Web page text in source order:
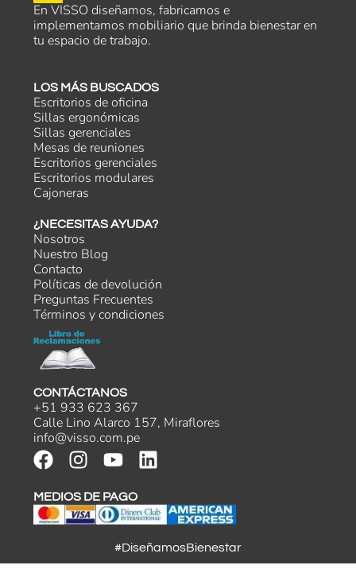
En VISSO diseñamos, fabricamos e
implementamos mobiliario que brinda bienestar en
tu espacio de trabajo.
LOS MÁS BUSCADOS
Escritorios de oficina
Sillas ergonómicas
Sillas gerenciales
Mesas de reuniones
Escritorios gerenciales
Escritorios modulares
Cajoneras
¿NECESITAS AYUDA?
Nosotros
Nuestro Blog
Contacto
Políticas de devolución
Preguntas Frecuentes
Términos y condiciones
CONTÁCTANOS
+51 933 623 367
Calle Lino Alarco 157, Miraflores
info@visso.com.pe
MEDIOS DE PAGO
#DiseñamosBienestar